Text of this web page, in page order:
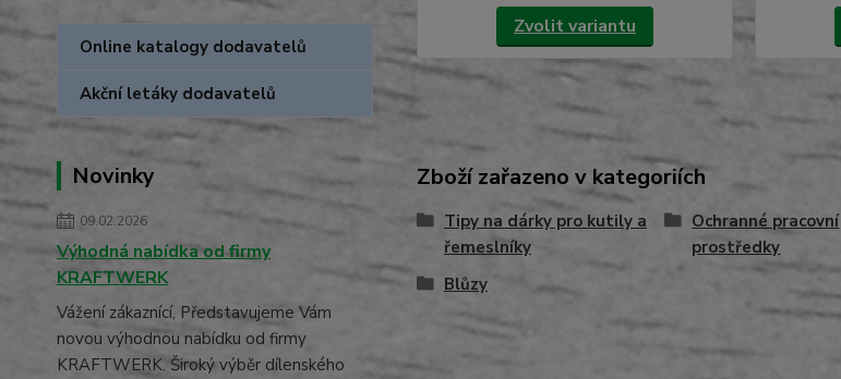
Online katalogy dodavatelů
Akční letáky dodavatelů
Novinky
09.02.2026
Výhodná nabídka od firmy
KRAFTWERK
Vážení zákaznící, Představujeme Vám
novou výhodnou nabídku od firmy
KRAFTWERK. Široký výběr dílenského
Zvolit variantu
Zboží zařazeno v kategoriích
Tipy na dárky pro kutily a
řemeslníky
Ochranné pracovní
prostředky
Blůzy